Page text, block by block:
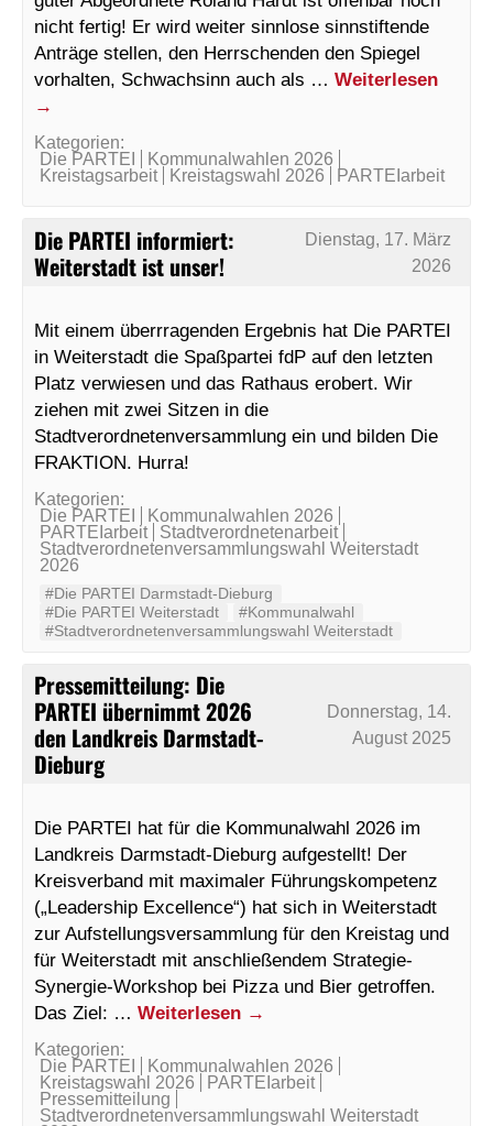
nicht fertig! Er wird weiter sinnlose sinnstiftende
Anträge stellen, den Herrschenden den Spiegel
vorhalten, Schwachsinn auch als … Weiterlesen
→
Kategorien:
Die PARTEI
Kommunalwahlen 2026
Kreistagsarbeit
Kreistagswahl 2026 PARTEIarbeit
Die PARTEI informiert:
Weiterstadt ist unser!
Dienstag, 17. März
2026
Mit einem überrragenden Ergebnis hat Die PARTEI
in Weiterstadt die Spaßpartei fdP auf den letzten
Platz verwiesen und das Rathaus erobert. Wir
ziehen mit zwei Sitzen in die
Stadtverordnetenversammlung ein und bilden Die
FRAKTION. Hurra!
Kategorien:
Die PARTEI
Kommunalwahlen 2026
PARTEIarbeit
Stadtverordnetenarbeit
Stadtverordnetenversammlungswahl Weiterstadt
2026
#Die PARTEI Darmstadt-Dieburg
#Die PARTEI Weiterstadt
#Kommunalwahl
#Stadtverordnetenversammlungswahl Weiterstadt
Pressemitteilung: Die
PARTEI übernimmt 2026
den Landkreis Darmstadt-
Dieburg
Donnerstag, 14.
August 2025
Die PARTEI hat für die Kommunalwahl 2026 im
Landkreis Darmstadt-Dieburg aufgestellt! Der
Kreisverband mit maximaler Führungskompetenz
(„Leadership Excellence“) hat sich in Weiterstadt
zur Aufstellungsversammlung für den Kreistag und
für Weiterstadt mit anschließendem Strategie-
Synergie-Workshop bei Pizza und Bier getroffen.
Das Ziel: … Weiterlesen →
Kategorien:
Die PARTEI
Kommunalwahlen 2026
Kreistagswahl 2026
PARTEIarbeit
Pressemitteilung
Stadtverordnetenversammlungswahl Weiterstadt